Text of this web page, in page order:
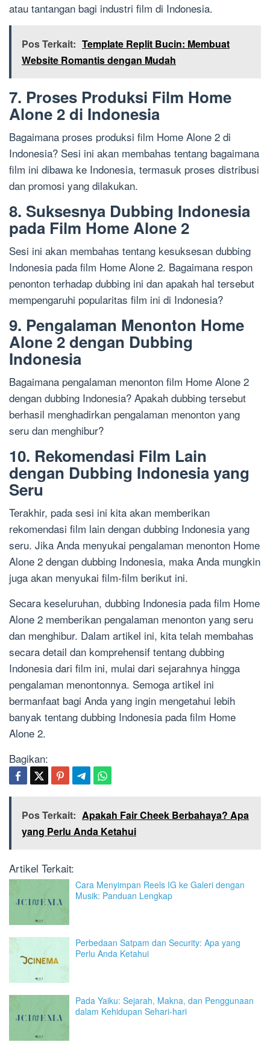
atau tantangan bagi industri film di Indonesia.
Pos Terkait: Template Replit Bucin: Membuat
Website Romantis dengan Mudah
7. Proses Produksi Film Home
Alone 2 di Indonesia
Bagaimana proses produksi film Home Alone 2 di
Indonesia? Sesi ini akan membahas tentang bagaimana
film ini dibawa ke Indonesia, termasuk proses distribusi
dan promosi yang dilakukan.
8. Suksesnya Dubbing Indonesia
pada Film Home Alone 2
Sesi ini akan membahas tentang kesuksesan dubbing
Indonesia pada film Home Alone 2. Bagaimana respon
penonton terhadap dubbing ini dan apakah hal tersebut
mempengaruhi popularitas film ini di Indonesia?
9. Pengalaman Menonton Home
Alone 2 dengan Dubbing
Indonesia
Bagaimana pengalaman menonton film Home Alone 2
dengan dubbing Indonesia? Apakah dubbing tersebut
berhasil menghadirkan pengalaman menonton yang
seru dan menghibur?
10. Rekomendasi Film Lain
dengan Dubbing Indonesia yang
Seru
Terakhir, pada sesi ini kita akan memberikan
rekomendasi film lain dengan dubbing Indonesia yang
seru. Jika Anda menyukai pengalaman menonton Home
Alone 2 dengan dubbing Indonesia, maka Anda mungkin
juga akan menyukai film-film berikut ini.
Secara keseluruhan, dubbing Indonesia pada film Home
Alone 2 memberikan pengalaman menonton yang seru
dan menghibur. Dalam artikel ini, kita telah membahas
secara detail dan komprehensif tentang dubbing
Indonesia dari film ini, mulai dari sejarahnya hingga
pengalaman menontonnya. Semoga artikel ini
bermanfaat bagi Anda yang ingin mengetahui lebih
banyak tentang dubbing Indonesia pada film Home
Alone 2.
Bagikan:
Pos Terkait: Apakah Fair Cheek Berbahaya? Apa
yang Perlu Anda Ketahui
Artikel Terkait:
Cara Menyimpan Reels IG ke Galeri dengan
Musik: Panduan Lengkap
Perbedaan Satpam dan Security: Apa yang
Perlu Anda Ketahui
Pada Yaiku: Sejarah, Makna, dan Penggunaan
dalam Kehidupan Sehari-hari